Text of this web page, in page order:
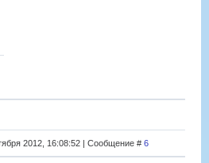
2012, 16:08:52 | Сообщение # 6